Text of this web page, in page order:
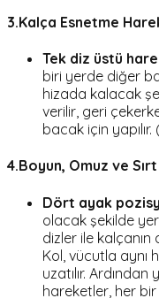
3.Kalça Esnetme
Tek diz üstü
biri yerde diğer
hizada kalacak
verilir, geri
bacak için
4.Boyun, Omuz ve
Dört ayak
olacak şekilde
dizler ile kalçanın
Kol, vücutla aynı
uzatılır.
hareketler, her bir